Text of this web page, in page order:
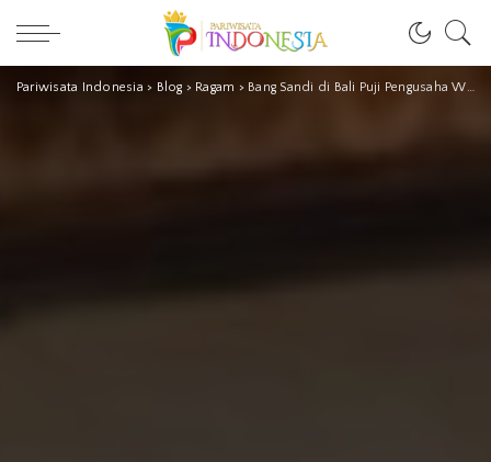
Pariwisata Indonesia > Blog > Ragam > Bang Sandi di Bali Puji Pengusaha Wanita UMKM Pulihkan Ekonomi